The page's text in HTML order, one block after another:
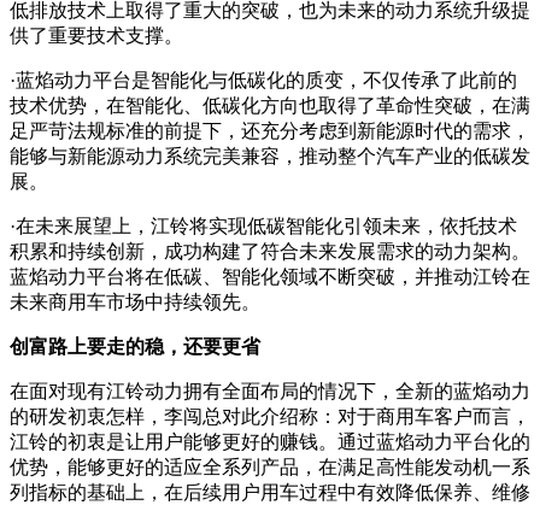
低排放技术上取得了重大的突破，也为未来的动力系统升级提
供了重要技术支撑。
·蓝焰动力平台是智能化与低碳化的质变，不仅传承了此前的
技术优势，在智能化、低碳化方向也取得了革命性突破，在满
足严苛法规标准的前提下，还充分考虑到新能源时代的需求，
能够与新能源动力系统完美兼容，推动整个汽车产业的低碳发
展。
·在未来展望上，江铃将实现低碳智能化引领未来，依托技术
积累和持续创新，成功构建了符合未来发展需求的动力架构。
蓝焰动力平台将在低碳、智能化领域不断突破，并推动江铃在
未来商用车市场中持续领先。
创富路上要走的稳，还要更省
在面对现有江铃动力拥有全面布局的情况下，全新的蓝焰动力
的研发初衷怎样，李闯总对此介绍称：对于商用车客户而言，
江铃的初衷是让用户能够更好的赚钱。通过蓝焰动力平台化的
优势，能够更好的适应全系列产品，在满足高性能发动机一系
列指标的基础上，在后续用户用车过程中有效降低保养、维修